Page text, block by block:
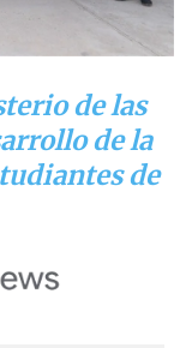
de las
de la
de